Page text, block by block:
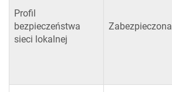
Profil
bezpieczeństwa
sieci lokalnej
Zabezpieczona